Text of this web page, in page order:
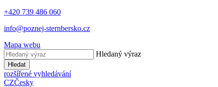
+420 739 486 060
info@poznej-sternbersko.cz
Mapa webu
Hledaný výraz
Hledat
rozšířené vyhledávání
CZČesky